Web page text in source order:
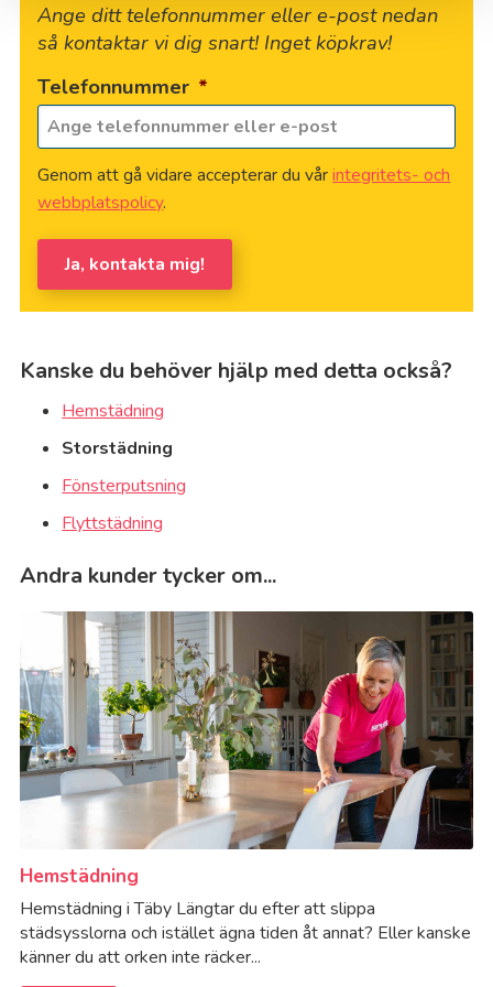
Ange ditt telefonnummer eller e-post nedan
så kontaktar vi dig snart! Inget köpkrav!
Telefonnummer *
Genom att gå vidare accepterar du vårintegritets- och
webbplatspolicy.
Ja, kontakta mig!
Kanske du behöver hjälp med detta också?
Hemstädning
Storstädning
Fönsterputsning
Flyttstädning
Andra kunder tycker om...
Hemstädning
Hemstädning i Täby Längtar du efter att slippa
städsysslorna och istället ägna tiden åt annat? Eller kanske
känner du att orken inte räcker...